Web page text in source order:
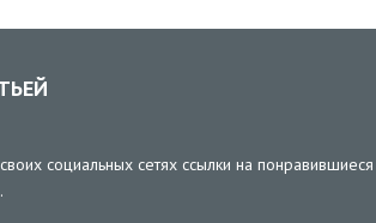
социальных сетях ссылки на понравившиеся